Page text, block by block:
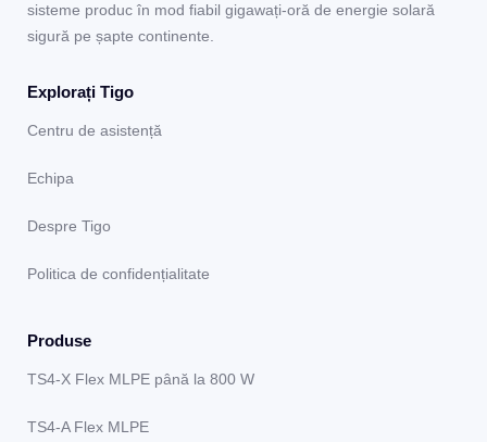
sisteme produc în mod fiabil gigawați-oră de energie solară
sigură pe șapte continente.
Explorați Tigo
Centru de asistență
Echipa
Despre Tigo
Politica de confidențialitate
Produse
TS4-X Flex MLPE până la 800 W
TS4-A Flex MLPE